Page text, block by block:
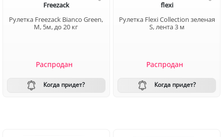
Freezack
Рулетка Freezack Bianco Green,
М, 5м, до 20 кг
Распродан
Когда придет?
flexi
Рулетка Flexi Collection зеленая
S, лента 3 м
Распродан
Когда придет?